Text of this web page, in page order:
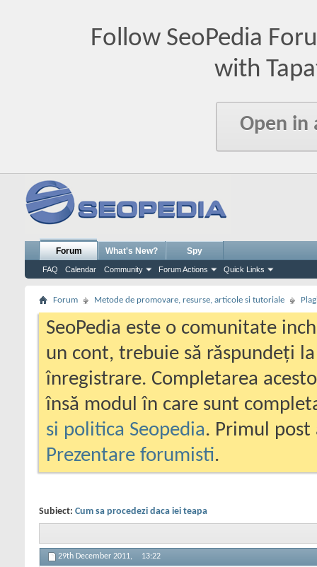
Follow SeoPedia
with
Open in
Forum
FAQ Calendar Community Forum Actions Quick Links
What's New? Spy
Forum Metode de promovare, resurse, articole si tutoriale
SeoPedia este o comunitate
un cont, trebuie să răspundeți
înregistrare. Completarea
însă modul în care sunt
si politica Seopedia. Primul
Prezentare forumisti.
Subiect: Cum sa procedezi daca iei teapa
29th December 2011, 13:22